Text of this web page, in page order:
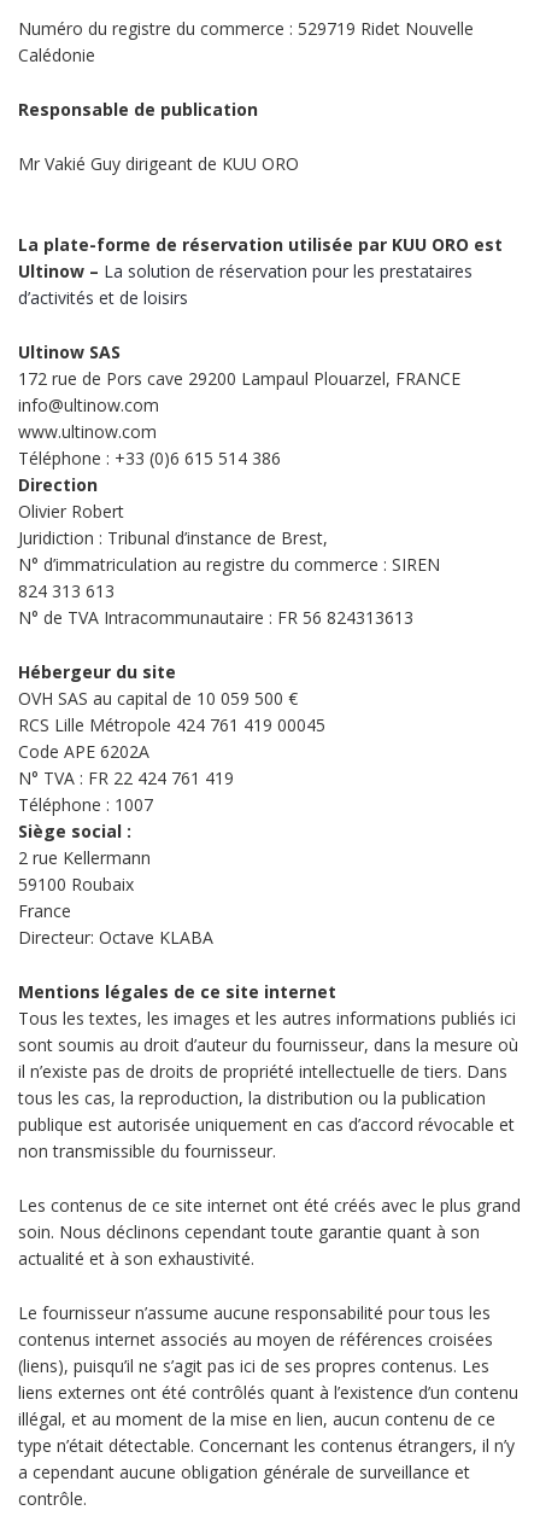
Numéro du registre du commerce : 529719 Ridet Nouvelle
Calédonie
Responsable de publication
Mr Vakié Guy dirigeant de KUU ORO
La plate-forme de réservation utilisée par KUU ORO est
Ultinow – La solution de réservation pour les prestataires
d’activités et de loisirs
Ultinow SAS
172 rue de Pors cave 29200 Lampaul Plouarzel, FRANCE
info@ultinow.com
www.ultinow.com
Téléphone : +33 (0)6 615 514 386
Direction
Olivier Robert
Juridiction : Tribunal d’instance de Brest,
N° d’immatriculation au registre du commerce : SIREN
824 313 613
N° de TVA Intracommunautaire : FR 56 824313613
Hébergeur du site
OVH SAS au capital de 10 059 500 €
RCS Lille Métropole 424 761 419 00045
Code APE 6202A
N° TVA : FR 22 424 761 419
Téléphone : 1007
Siège social :
2 rue Kellermann
59100 Roubaix
France
Directeur: Octave KLABA
Mentions légales de ce site internet
Tous les textes, les images et les autres informations publiés ici
sont soumis au droit d’auteur du fournisseur, dans la mesure où
il n’existe pas de droits de propriété intellectuelle de tiers. Dans
tous les cas, la reproduction, la distribution ou la publication
publique est autorisée uniquement en cas d’accord révocable et
non transmissible du fournisseur.
Les contenus de ce site internet ont été créés avec le plus grand
soin. Nous déclinons cependant toute garantie quant à son
actualité et à son exhaustivité.
Le fournisseur n’assume aucune responsabilité pour tous les
contenus internet associés au moyen de références croisées
(liens), puisqu’il ne s’agit pas ici de ses propres contenus. Les
liens externes ont été contrôlés quant à l’existence d’un contenu
illégal, et au moment de la mise en lien, aucun contenu de ce
type n’était détectable. Concernant les contenus étrangers, il n’y
a cependant aucune obligation générale de surveillance et
contrôle.